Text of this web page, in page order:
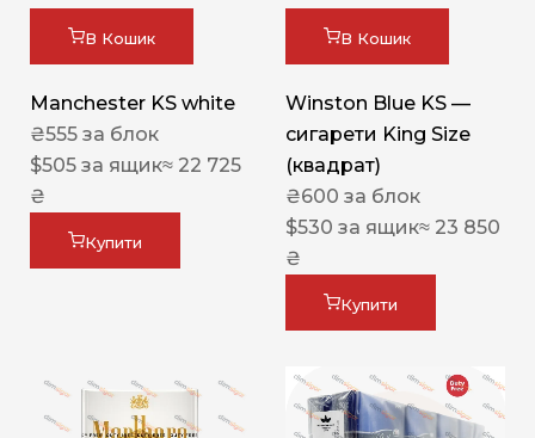
В Кошик
Manchester KS white
₴555 за блок
$505 за ящик≈ 22 725
₴
Купити
В Кошик
Winston Blue KS —
сигарети King Size
(квадрат)
₴600 за блок
$530 за ящик≈ 23 850
₴
Купити